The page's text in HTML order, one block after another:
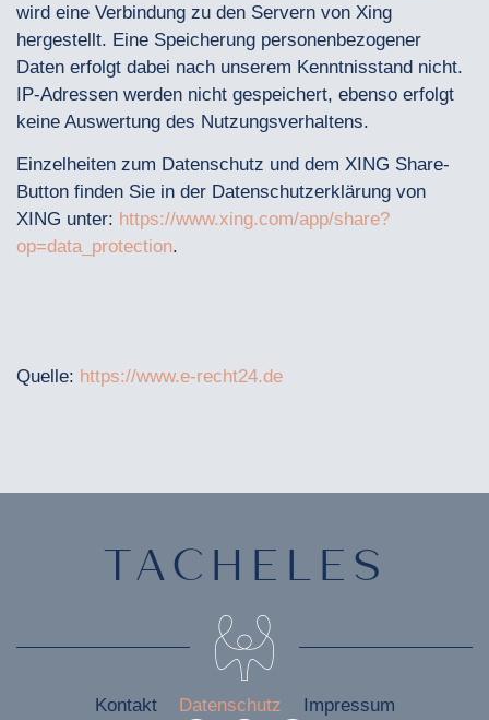
wird eine Verbindung zu den Servern von Xing
hergestellt. Eine Speicherung personenbezogener
Daten erfolgt dabei nach unserem Kenntnisstand nicht.
IP-Adressen werden nicht gespeichert, ebenso erfolgt
keine Auswertung des Nutzungsverhaltens.
Einzelheiten zum Datenschutz und dem XING Share-
Button finden Sie in der Datenschutzerklärung von
XING unter: https://www.xing.com/app/share?
op=data_protection.
Quelle: https://www.e-recht24.de
TACHELES
Kontakt Datenschutz Impressum